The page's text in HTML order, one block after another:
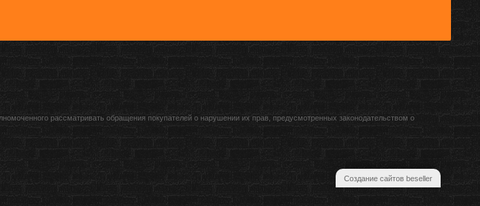
рассматривать обращения покупателей о нарушении их прав, предусмотренных законодательством о
Создание сайтов beseller